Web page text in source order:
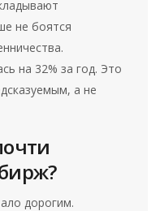
не боятся
на 32% за год. Это
а не
дорогим.